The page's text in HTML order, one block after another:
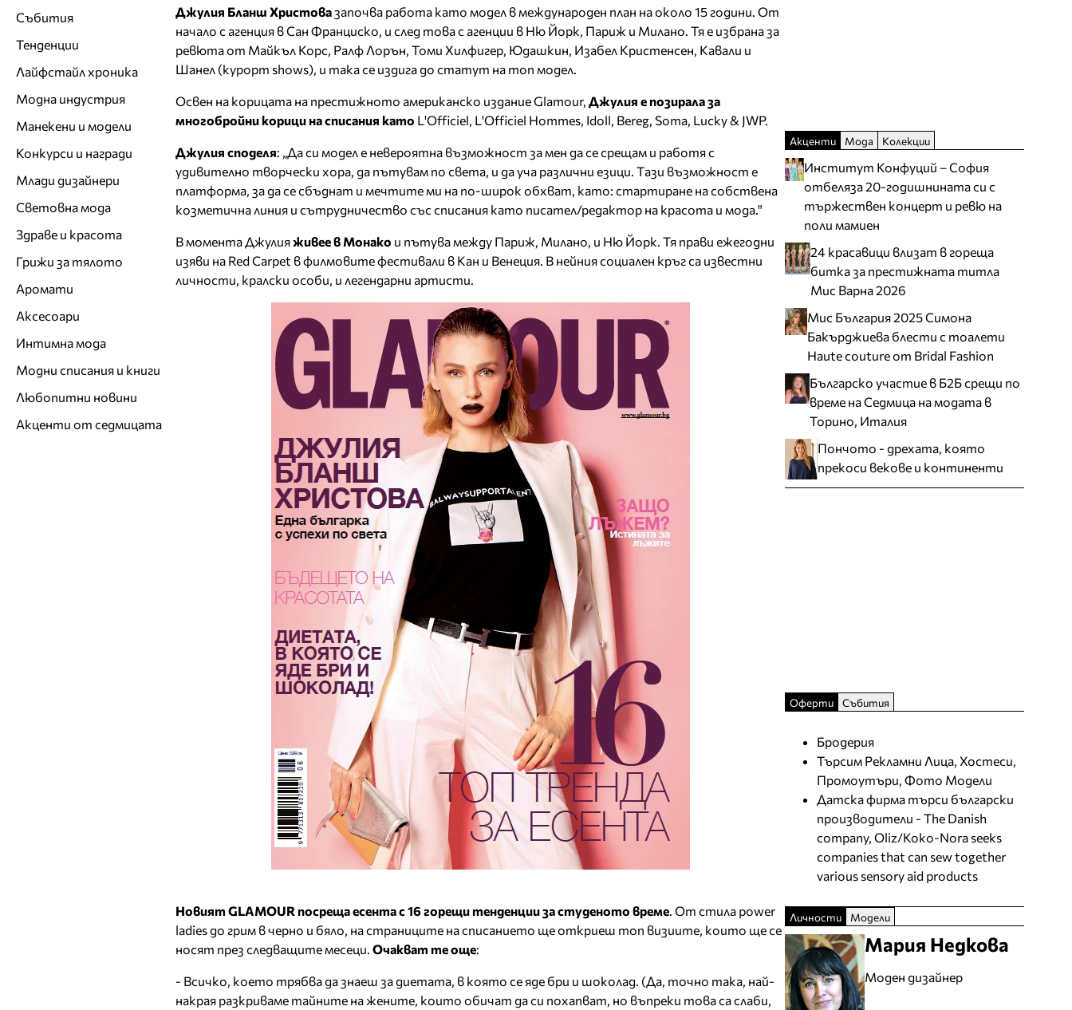
Джулия Бланш Христовазапочва работа като модел в международен план на около 15 години. От
начало с агенция в Сан Франциско, и след това с агенции в Ню Йорк, Париж и Милано. Тя е избрана за
ревюта от Майкъл Корс, Ралф Лорън, Томи Хилфигер, Юдашкин, Изабел Kристенсен, Кавали и
Шанел (курорт shows), и така се издига до статут на топ модел.
Освен на корицата на престижното американско издание Glamour, Джулия е позирала за
многобройни корици на списания като L'Officiel, L'Officiel Hommes, Idoll, Bereg, Soma, Lucky & JWP.
Джулия споделя: „Да си модел е невероятна възможност за мен да се срещaм и работя с
удивително творчески хора, да пътувам по света, и да уча различни езици. Тaзи възможност e
платформа, за да се сбъднат и мечтите ми на по-широк обхват, като: стартиране на собствена
козметична линия и сътрудничество със списания като писател/редактор на красота и модa."
В момента Джулияживее в Монако и пътува между Париж, Милано, и Ню Йорк. Тя прави ежегодни
изяви на Red Carpet в филмовите фестивали в Кан и Венеция. В нейния социален кръг са известни
личности, кралски особи, и легендарни артисти.
Новият GLAMOUR посреща есента с 16 горещи тенденции за студеното време . От стила power
ladies до грим в черно и бяло, на страниците на списанието ще откриеш топ визиите, които ще се
носят през следващите месеци. Очакват те още:
- Всичко, което трябва да знаеш за диетата, в която се яде бри и шоколад. (Да, точно така, най-
накрая разкриваме тайните на жените, които обичат да си похапват, но въпреки това са слаби,
Събития
Тенденции
Лайфстайл хроника
Модна индустрия
Манекени и модели
Конкурси и награди
Млади дизайнери
Световна мода
Здраве и красота
Грижи за тялото
Аромати
Аксесоари
Интимна мода
Модни списания и книги
Любопитни новини
Акценти от седмицата
Акценти Мода Колекции
Институт Конфуций – София
отбеляза 20-годишнината си с
тържествен концерт и ревю на
поли мамиен
24 красавици влизат в гореща
битка за престижната титла
Мис Варна 2026
Мис България 2025 Симона
Бакърджиева блести с тоалети
Haute couture от Bridal Fashion
Българско участие в Б2Б срещи по
време на Седмица на модата в
Торино, Италия
Пончото - дрехата, която
прекоси векове и континенти
Оферти Събития
Бродерия
Търсим Рекламни Лица, Хостеси,
Промоутъри, Фото Модели
Датска фирма търси български
производители - The Danish
company, Oliz/Koko-Nora seeks
companies that can sew together
various sensory aid products
Личности Модели
Мария Недкова
Моден дизайнер